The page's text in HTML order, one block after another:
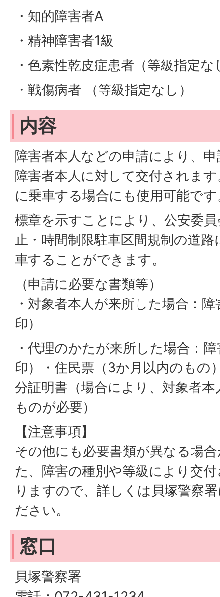
・知的障害者A
・精神障害者1級
・色素性乾皮症患者（等級指定な
・戦傷病者 （等級指定なし）
内容
障害者本人などの申請により、
障害者本人に対して交付されま
に乗車する場合にも使用可能です
標章を示すことにより、公安委
止・時間制限駐車区間規制の道
車することができます。
（申請に必要な書類等）
・対象者本人が来所した場合：
印）
・代理のかたが来所した場合：
印）・住民票（3か月以内のもの
分証明書（場合により、対象者
ものが必要）
【注意事項】
その他にも必要書類が異なる場
た、障害の種別や等級により交
りますので、詳しくは貝塚警察
ださい。
窓口
貝塚警察署